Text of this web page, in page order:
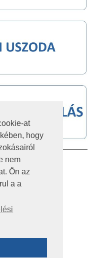
at
hogy
nem
Ön az
a a